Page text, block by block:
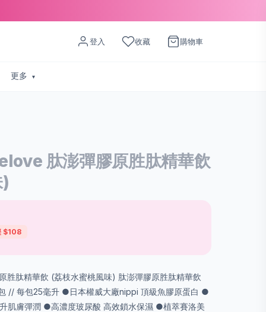
登入 收藏 購物車
更多
肽澎彈膠原胜肽精華飲
$108
胜肽精華飲 (荔枝水蜜桃風味) 肽澎彈膠原胜肽精華飲
// 每包25毫升 ●日本權威大廠nippi 頂級魚膠原蛋白 ●
肌膚彈潤 ●高濃度玻尿酸 高效鎖水保濕 ●植萃賽洛美